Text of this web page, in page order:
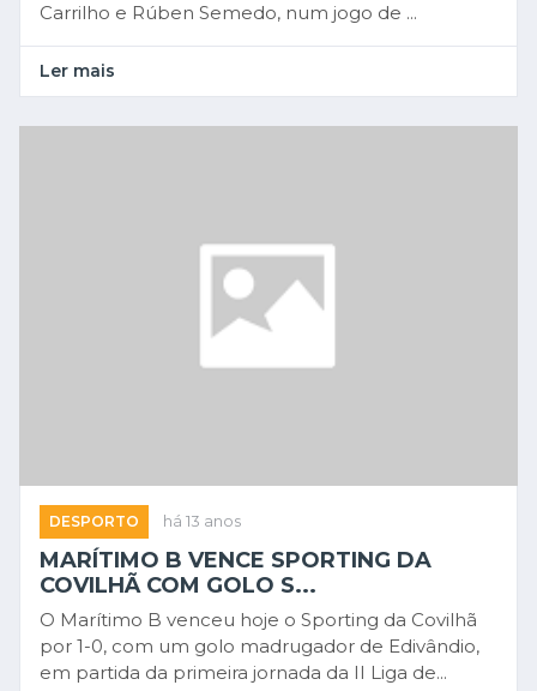
Carrilho e Rúben Semedo, num jogo de ...
Ler mais
DESPORTO há 13 anos
MARÍTIMO B VENCE SPORTING DA
COVILHÃ COM GOLO S...
O Marítimo B venceu hoje o Sporting da Covilhã
por 1-0, com um golo madrugador de Edivândio,
em partida da primeira jornada da II Liga de...